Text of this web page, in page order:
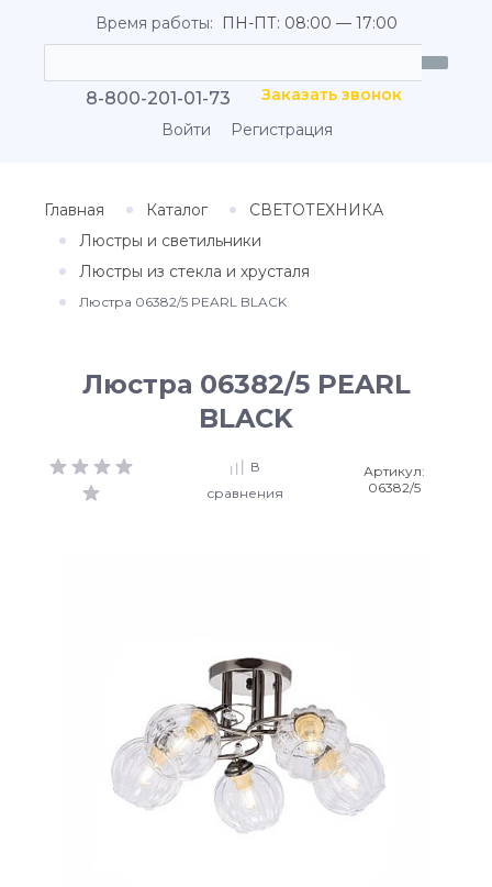
Время работы: ПН-ПТ: 08:00 — 17:00
8-800-201-01-73
Заказать звонок
Войти
Регистрация
Главная Каталог
СВЕТОТЕХНИКА
Люстры и светильники
Люстры из стекла и хрусталя
Люстра 06382/5 PEARL BLACK
Люстра 06382/5 PEARL
BLACK
В
сравнения
Артикул:
06382/5